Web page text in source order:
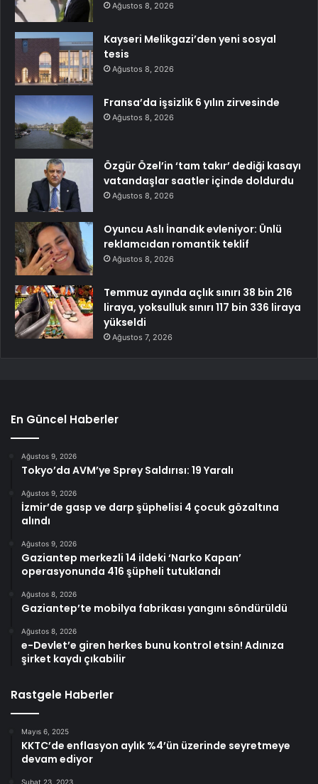
Ağustos 8, 2026
Kayseri Melikgazi’den yeni sosyal
tesis
Ağustos 8, 2026
Fransa’da işsizlik 6 yılın zirvesinde
Ağustos 8, 2026
Özgür Özel’in ‘tam takır’ dediği kasayı
vatandaşlar saatler içinde doldurdu
Ağustos 8, 2026
Oyuncu Aslı İnandık evleniyor: Ünlü
reklamcıdan romantik teklif
Ağustos 8, 2026
Temmuz ayında açlık sınırı 38 bin 216
liraya, yoksulluk sınırı 117 bin 336 liraya
yükseldi
Ağustos 7, 2026
En Güncel Haberler
Ağustos 9, 2026
Tokyo’da AVM’ye Sprey Saldırısı: 19 Yaralı
Ağustos 9, 2026
İzmir’de gasp ve darp şüphelisi 4 çocuk gözaltına
alındı
Ağustos 9, 2026
Gaziantep merkezli 14 ildeki ‘Narko Kapan’
operasyonunda 416 şüpheli tutuklandı
Ağustos 8, 2026
Gaziantep’te mobilya fabrikası yangını söndürüldü
Ağustos 8, 2026
e-Devlet’e giren herkes bunu kontrol etsin! Adınıza
şirket kaydı çıkabilir
Rastgele Haberler
Mayıs 6, 2025
KKTC’de enflasyon aylık %4’ün üzerinde seyretmeye
devam ediyor
Şubat 23, 2023